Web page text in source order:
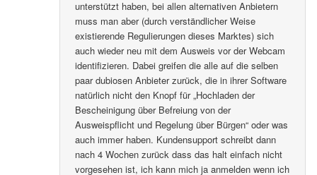
unterstützt haben, bei allen alternativen Anbietern
muss man aber (durch verständlicher Weise
existierende Regulierungen dieses Marktes) sich
auch wieder neu mit dem Ausweis vor der Webcam
identifizieren. Dabei greifen die alle auf die selben
paar dubiosen Anbieter zurück, die in ihrer Software
natürlich nicht den Knopf für „Hochladen der
Bescheinigung über Befreiung von der
Ausweispflicht und Regelung über Bürgen“ oder was
auch immer haben. Kundensupport schreibt dann
nach 4 Wochen zurück dass das halt einfach nicht
vorgesehen ist, ich kann mich ja anmelden wenn ich